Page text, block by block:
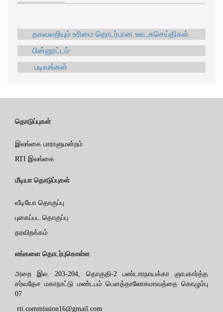
தகவலறியும் உரிமை தொடர்பான ஊடகசெய்திகள்
பின்னூட்டம்
படிவங்கள்
தொடுப்புகள்
இலங்கை பாராளுமன்றம்
RTI இலங்கை
மீடியா தொடுப்புகள்
வீடியோ தொகுப்பு
புகைப்பட தொகுப்பு
தரவிறக்கம்
எங்களை தொடர்புகொள்ள
அறை இல. 203-204, தொகுதி-2 பண்டாரநாயக்கா ஞாபகார்த்த
சர்வதேச மகாநாட்டு மண்டபம் பௌத்தாலோகமாவத்தை கொழும்பு
07
rti.commission16@gmail.com